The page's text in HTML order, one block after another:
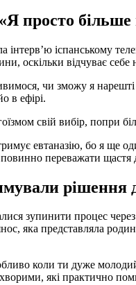
просто
інтерв’ю іспанському
оскільки відчуває себе
чи зможу я
в ефірі.
свій вибір, попри
евтаназію, бо я ще
переважати
рішення
зупинити процес
яка представляла
коли ти дуже
які практично